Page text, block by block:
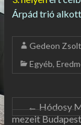
Árpád trió
Gedeon Zsolt
Egyéb,
←Hódosy
mezeit